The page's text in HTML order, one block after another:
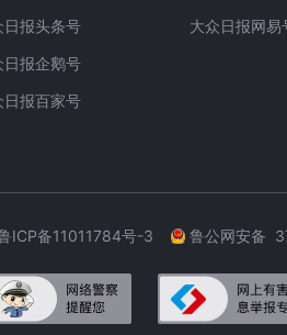
日报头条号
日报企鹅号
日报百家号
大众日报网易
ICP备11011784号-3 鲁公网安备